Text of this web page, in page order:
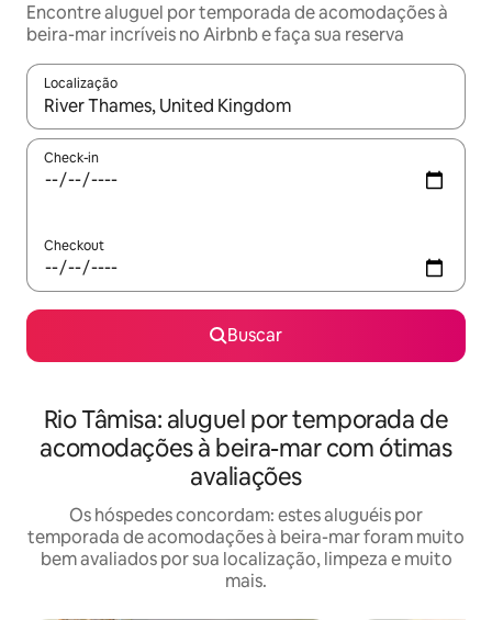
Encontre aluguel por temporada de acomodações à
beira-mar incríveis no Airbnb e faça sua reserva
Localização
Quando os resultados estiverem disponíveis, explore-os
Check-in
Checkout
Buscar
Rio Tâmisa: aluguel por temporada de
acomodações à beira-mar com ótimas
avaliações
Os hóspedes concordam: estes aluguéis por
temporada de acomodações à beira-mar foram muito
bem avaliados por sua localização, limpeza e muito
mais.